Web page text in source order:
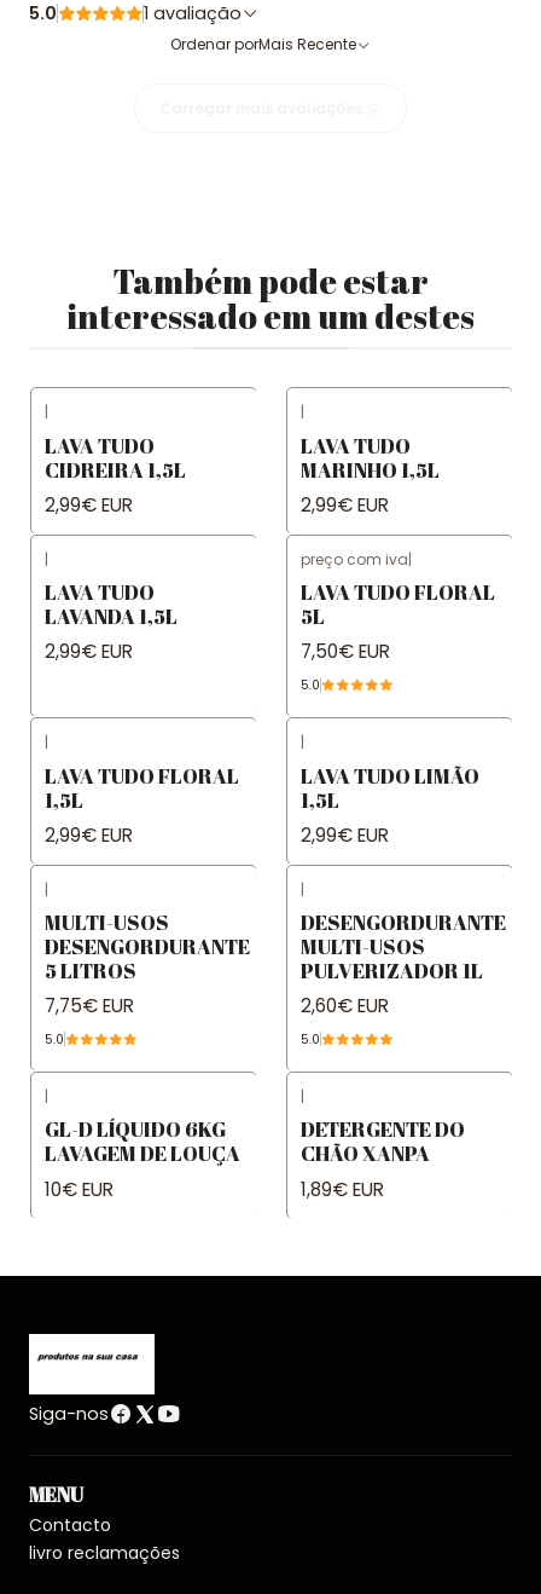
5.0 1 avaliação
Ordenar porMais Recente
Também pode estar
interessado em um destes
|
LAVA TUDO
CIDREIRA 1,5L
2,99€ EUR
|
LAVA TUDO
MARINHO 1,5L
2,99€ EUR
|
LAVA TUDO
LAVANDA 1,5L
2,99€ EUR
preço com iva|
LAVA TUDO FLORAL
5L
7,50€ EUR
5.0
|
LAVA TUDO FLORAL
1,5L
2,99€ EUR
|
LAVA TUDO LIMÃO
1,5L
2,99€ EUR
|
MULTI-USOS
DESENGORDURANTE
5 LITROS
7,75€ EUR
5.0
|
DESENGORDURANTE
MULTI-USOS
PULVERIZADOR 1L
2,60€ EUR
5.0
|
GL-D LÍQUIDO 6KG
LAVAGEM DE LOUÇA
10€ EUR
|
DETERGENTE DO
CHÃO XANPA
1,89€ EUR
Siga-nos
MENU
Contacto
livro reclamações